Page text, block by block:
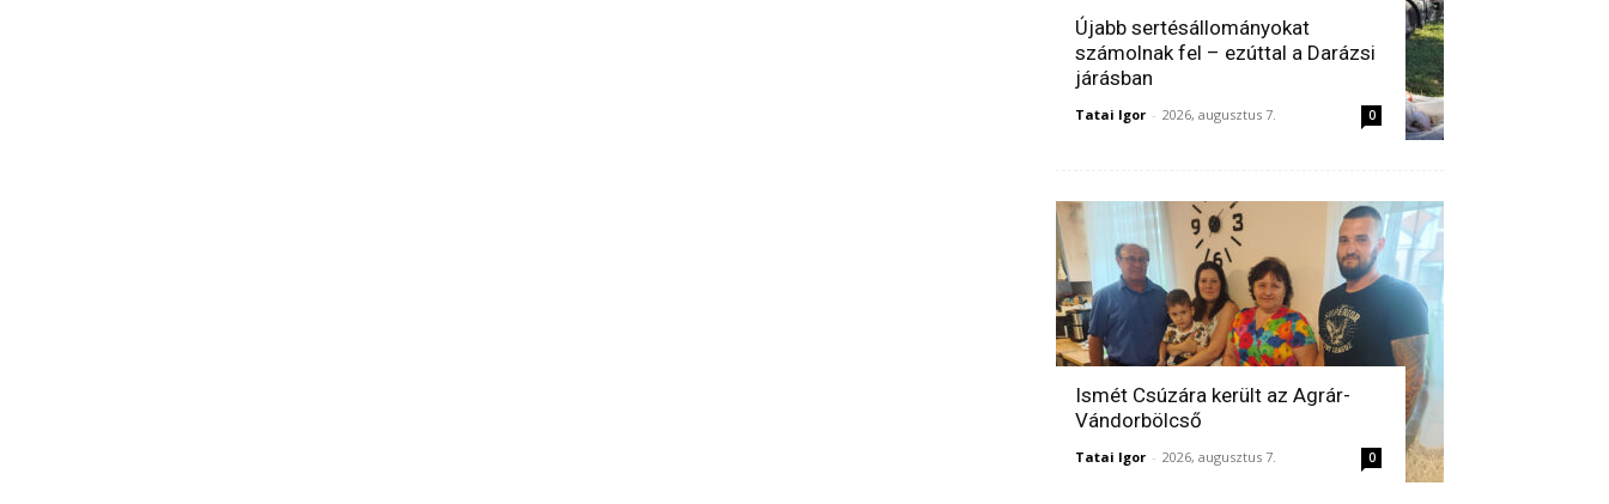
Újabb sertésállományokat
számolnak fel – ezúttal a Darázsi
járásban
Tatai Igor - 2026, augusztus 7. 0
Ismét Csúzára került az Agrár-
Vándorbölcső
Tatai Igor - 2026, augusztus 7. 0